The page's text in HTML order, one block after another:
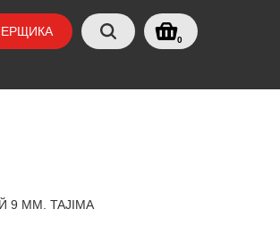
0
ММ. TAJIMA